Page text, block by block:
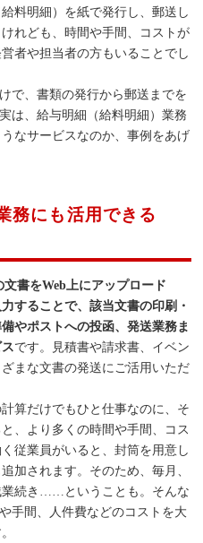
料明細）を紙で発行し、郵送し
れども、時間や手間、コストが
者や担当者の方もいることでし
で、書類の発行から郵送までを
は、給与明細（給料明細）業務
なサービスなのか、事例をあげ
務にも活用できる
書をWeb上にアップロード
することで、該当文書の印刷・
やポストへの投函、発送業務ま
です。見積書や請求書、イベン
まな文書の発送にご活用いただ
算だけでもひと仕事なのに、そ
、より多くの時間や手間、コス
従業員がいると、封筒を用意し
加されます。そのため、毎月、
業続き……ということも。そんな
手間、人件費などのコストを大